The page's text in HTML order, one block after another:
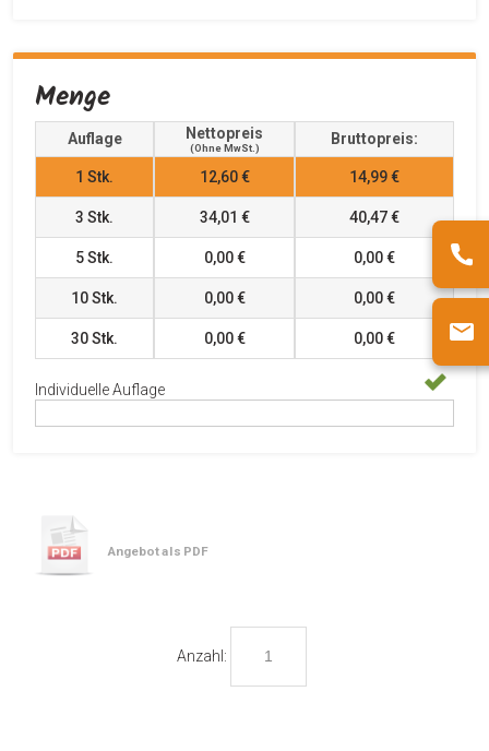
Menge
Auflage Nettopreis
(ohne MwSt.)
Bruttopreis:
1 Stk. 12,60 € 14,99 €
3 Stk. 34,01 € 40,47 €
5Stk. 0,00 € 0,00 €
10Stk. 0,00 € 0,00 €
30Stk. 0,00 € 0,00 €
Individuelle Auflage
Angebot als PDF
Anzahl: